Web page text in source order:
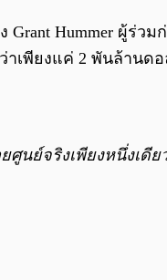
Hummer ผู้ร่ว
เพียงแค่ 2 พันล้านด
จริงเพียงหนึ่งเดียว